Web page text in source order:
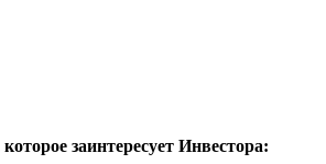
заинтересует Инвестора: